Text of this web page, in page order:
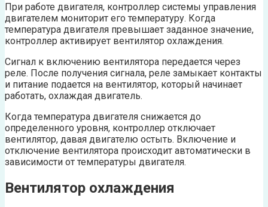
При работе двигателя, контроллер системы управления
двигателем мониторит его температуру. Когда
температура двигателя превышает заданное значение,
контроллер активирует вентилятор охлаждения.
Сигнал к включению вентилятора передается через
реле. После получения сигнала, реле замыкает контакты
и питание подается на вентилятор, который начинает
работать, охлаждая двигатель.
Когда температура двигателя снижается до
определенного уровня, контроллер отключает
вентилятор, давая двигателю остыть. Включение и
отключение вентилятора происходит автоматически в
зависимости от температуры двигателя.
Вентилятор охлаждения